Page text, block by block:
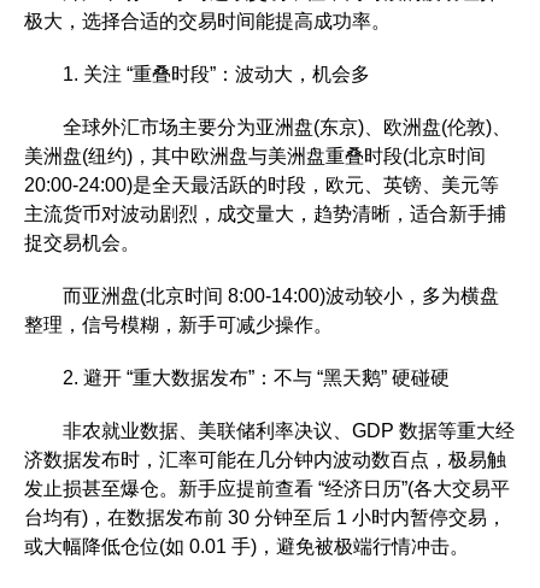
极大，选择合适的交易时间能提高成功率。
1. 关注 “重叠时段”：波动大，机会多
全球外汇市场主要分为亚洲盘(东京)、欧洲盘(伦敦)、
美洲盘(纽约)，其中欧洲盘与美洲盘重叠时段(北京时间
20:00-24:00)是全天最活跃的时段，欧元、英镑、美元等
主流货币对波动剧烈，成交量大，趋势清晰，适合新手捕
捉交易机会。
而亚洲盘(北京时间 8:00-14:00)波动较小，多为横盘
整理，信号模糊，新手可减少操作。
2. 避开 “重大数据发布”：不与 “黑天鹅” 硬碰硬
非农就业数据、美联储利率决议、GDP 数据等重大经
济数据发布时，汇率可能在几分钟内波动数百点，极易触
发止损甚至爆仓。新手应提前查看 “经济日历”(各大交易平
台均有)，在数据发布前 30 分钟至后 1 小时内暂停交易，
或大幅降低仓位(如 0.01 手)，避免被极端行情冲击。